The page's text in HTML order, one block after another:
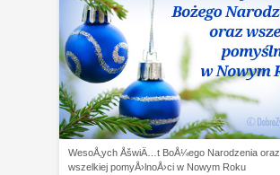
WesoÅ‚ych ÅšwiÄ…t BoÅ¼ego Narodzenia oraz
wszelkiej pomyÅ›lnoÅ›ci w Nowym Roku